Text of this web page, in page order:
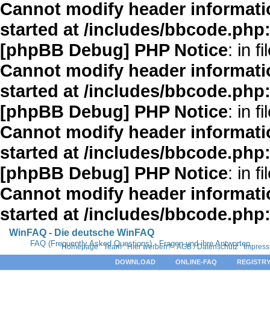
Cannot modify header
started at /includes/
[phpBB Debug] PHP Notice: in
Cannot modify header
started at /includes/
[phpBB Debug] PHP Notice: in
Cannot modify header
started at /includes/
[phpBB Debug] PHP Notice: in
Cannot modify header
started at /includes/
WinFAQ - Die deutsche WinFAQ
FAQ (Frequently Asked Questions) - Fragen und ihre Antworten
Homepage: Team: Hier werben?:AGB / Datenschutz :
DOWNLOAD ONLINE-FAQ